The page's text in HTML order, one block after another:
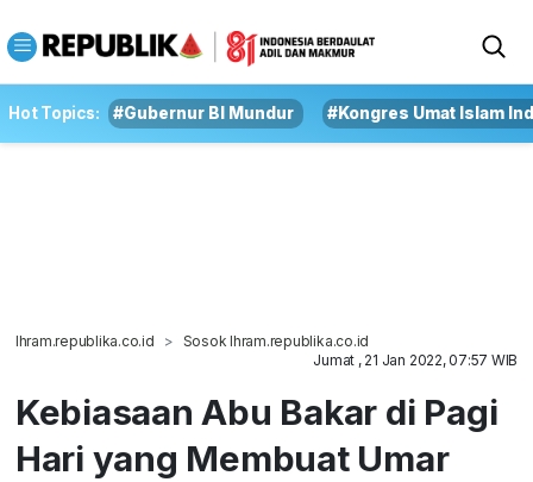
Hot Topics: #Gubernur BI Mundur #Kongres Umat Islam
Ihram.republika.co.id
Sosok Ihram.republika.co.id
Jumat , 21 Jan 2022, 07:57 WIB
Kebiasaan Abu Bakar di Pagi
Hari yang Membuat Umar